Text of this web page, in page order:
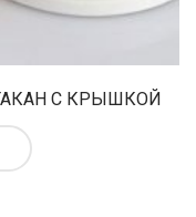
С КРЫШКОЙ